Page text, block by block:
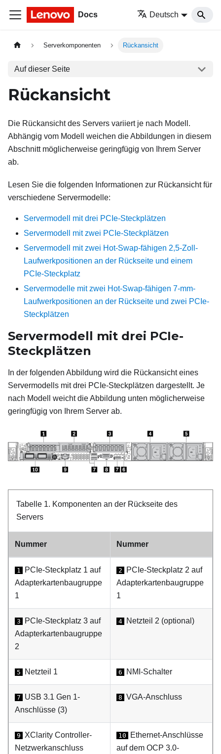
Docs Deutsch
Serverkomponenten Rückansicht
Auf dieser Seite
Rückansicht
Die Rückansicht des Servers variiert je nach Modell.
Abhängig vom Modell weichen die Abbildungen in diesem
Abschnitt möglicherweise geringfügig von Ihrem Server
ab.
Lesen Sie die folgenden Informationen zur Rückansicht für
verschiedene Servermodelle:
Servermodell mit drei PCIe-Steckplätzen
Servermodell mit zwei PCIe-Steckplätzen
Servermodell mit zwei Hot-Swap-fähigen 2,5-Zoll-
Laufwerkpositionen an der Rückseite und einem
PCIe-Steckplatz
Servermodelle mit zwei Hot-Swap-fähigen 7-mm-
Laufwerkpositionen an der Rückseite und zwei PCIe-
Steckplätzen
Servermodell mit drei PCIe-
Steckplätzen
In der folgenden Abbildung wird die Rückansicht eines
Servermodells mit drei PCIe-Steckplätzen dargestellt. Je
nach Modell weicht die Abbildung unten möglicherweise
geringfügig von Ihrem Server ab.
Tabelle 1. Komponenten an der Rückseite des
Servers
Nummer Nummer
1
PCIe-Steckplatz 1 auf
Adapterkartenbaugruppe
1
2
PCIe-Steckplatz 2 auf
Adapterkartenbaugruppe
1
3
PCIe-Steckplatz 3 auf
Adapterkartenbaugruppe
2
4 Netzteil 2 (optional)
5 Netzteil 1 6 NMI-Schalter
7
USB 3.1 Gen 1-
Anschlüsse (3)
8 VGA-Anschluss
9
XClarity Controller-
Netzwerkanschluss
10
Ethernet-Anschlüsse
auf dem OCP 3.0-